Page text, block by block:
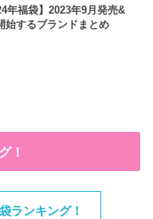
年福袋】2023年9月発売&
始するブランドまとめ
！
ランキング！